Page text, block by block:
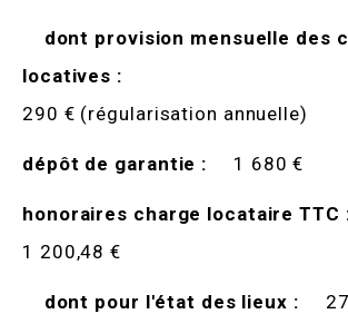
dont provision mensuelle des
locatives :
290 € (régularisation annuelle)
dépôt de garantie : 1 680 €
honoraires charge locataire TTC
1 200,48 €
dont pour l'état des lieux :